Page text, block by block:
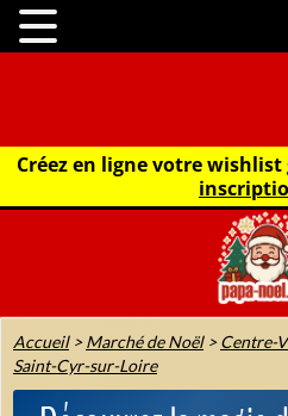
Créez en ligne votre
Accueil>Marché de Noël>Centre-
Saint-Cyr-sur-Loire